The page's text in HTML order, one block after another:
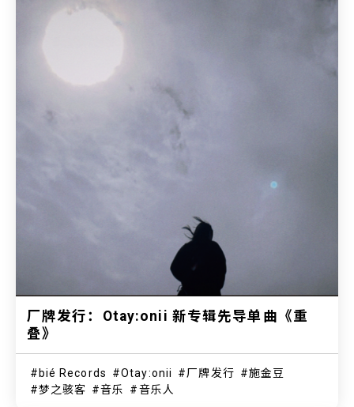
厂牌发行：Otay:onii 新专辑先导单曲《重
叠》
bié Records Otay:onii 厂牌发行
施金豆
梦之骇客
音乐 音乐人